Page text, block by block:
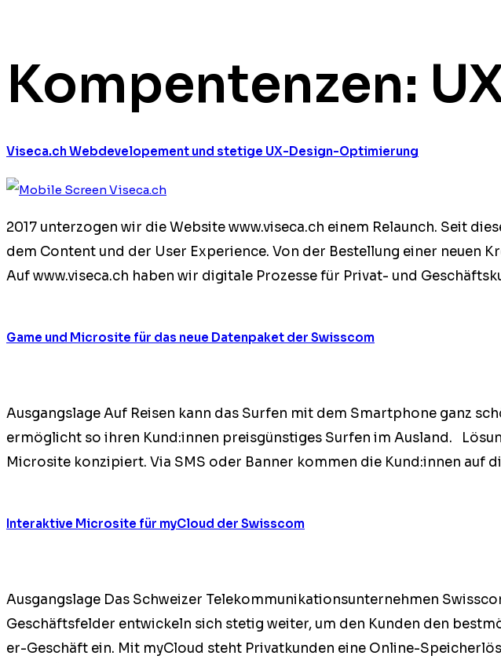
Kompentenzen:
Viseca.ch Webdevelopement und stetige UX-Design-Optimierung
2017 unter­zo­gen wir die Web­site www.viseca.ch einem Relaunch. Seit
dem Con­tent und der User Expe­ri­ence. Von der Bestel­lung ein­er neuen
Auf www.viseca.ch haben wir dig­i­tale Prozesse für Pri­­vat- und
Game und Microsite für das neue Datenpaket der Swisscom
Aus­gangslage Auf Reisen kann das Sur­fen mit dem Smart­phone ganz
ermöglicht so ihren Kund:innen preis­gün­stiges Sur­fen im Aus­land.
Microsite konzip­iert. Via SMS oder Ban­ner kom­men die Kund:innen auf
Interaktive Microsite für myCloud der Swisscom
Aus­gangslage Das Schweiz­er Telekom­mu­nika­tion­sun­ternehmen
Geschäfts­felder entwick­eln sich stetig weit­er, um den Kun­den den
er-Geschäft ein. Mit myCloud ste­ht Pri­vatkun­den eine Online-